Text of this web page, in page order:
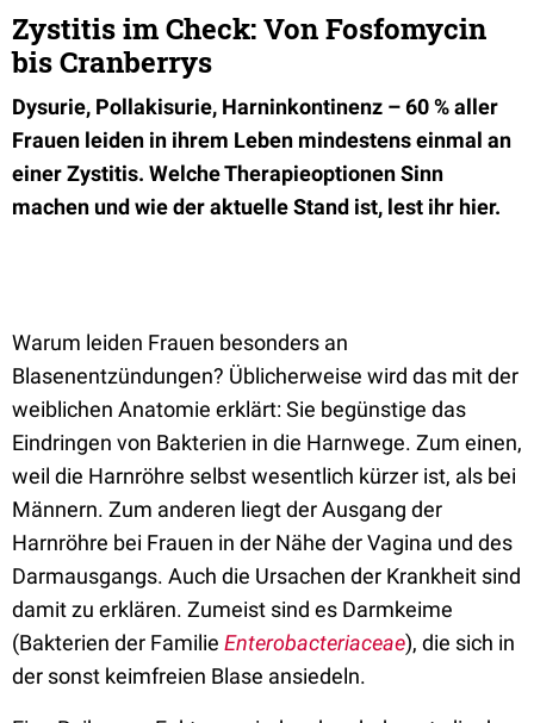
Zystitis im Check: Von Fosfomycin
bis Cranberrys
Dysurie, Pollakisurie, Harninkontinenz – 60 % aller
Frauen leiden in ihrem Leben mindestens einmal an
einer Zystitis. Welche Therapieoptionen Sinn
machen und wie der aktuelle Stand ist, lest ihr hier.
Warum leiden Frauen besonders an
Blasenentzündungen? Üblicherweise wird das mit der
weiblichen Anatomie erklärt: Sie begünstige das
Eindringen von Bakterien in die Harnwege. Zum einen,
weil die Harnröhre selbst wesentlich kürzer ist, als bei
Männern. Zum anderen liegt der Ausgang der
Harnröhre bei Frauen in der Nähe der Vagina und des
Darmausgangs. Auch die Ursachen der Krankheit sind
damit zu erklären. Zumeist sind es Darmkeime
(Bakterien der Familie Enterobacteriaceae), die sich in
der sonst keimfreien Blase ansiedeln.